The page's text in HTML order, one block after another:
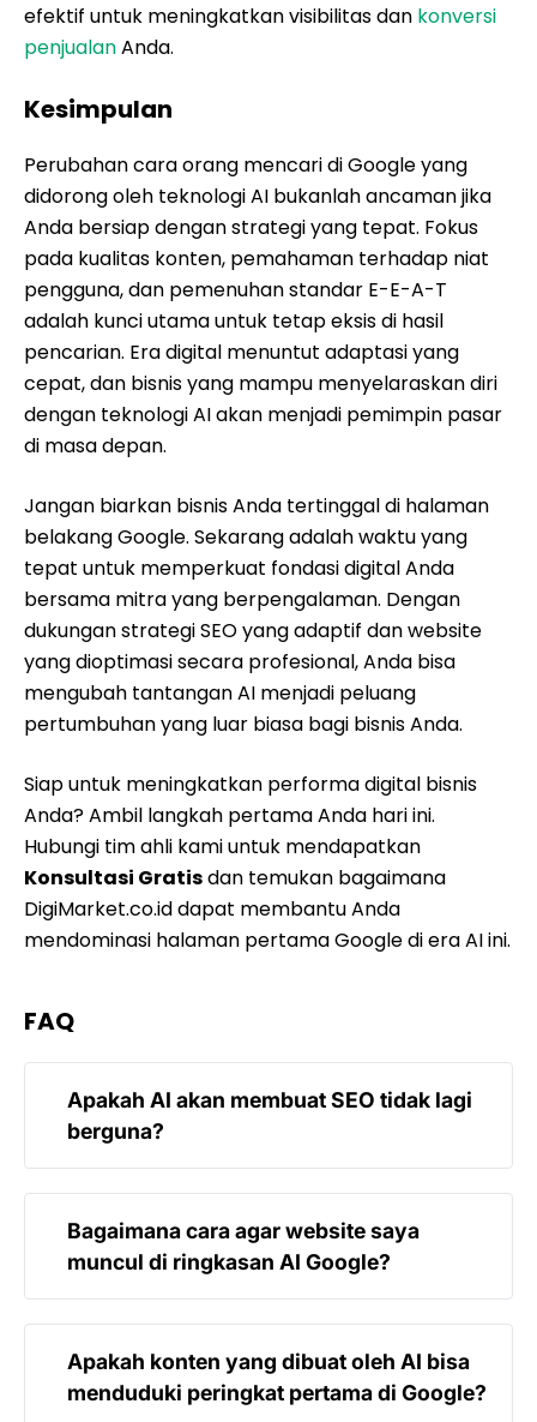
efektif untuk meningkatkan visibilitas dan konversi
penjualanAnda.
Kesimpulan
Perubahan cara orang mencari di Google yang
didorong oleh teknologi AI bukanlah ancaman jika
Anda bersiap dengan strategi yang tepat. Fokus
pada kualitas konten, pemahaman terhadap niat
pengguna, dan pemenuhan standar E-E-A-T
adalah kunci utama untuk tetap eksis di hasil
pencarian. Era digital menuntut adaptasi yang
cepat, dan bisnis yang mampu menyelaraskan diri
dengan teknologi AI akan menjadi pemimpin pasar
di masa depan.
Jangan biarkan bisnis Anda tertinggal di halaman
belakang Google. Sekarang adalah waktu yang
tepat untuk memperkuat fondasi digital Anda
bersama mitra yang berpengalaman. Dengan
dukungan strategi SEO yang adaptif dan website
yang dioptimasi secara profesional, Anda bisa
mengubah tantangan AI menjadi peluang
pertumbuhan yang luar biasa bagi bisnis Anda.
Siap untuk meningkatkan performa digital bisnis
Anda? Ambil langkah pertama Anda hari ini.
Hubungi tim ahli kami untuk mendapatkan
Konsultasi Gratisdan temukan bagaimana
DigiMarket.co.id dapat membantu Anda
mendominasi halaman pertama Google di era AI ini.
FAQ
Apakah AI akan membuat SEO tidak lagi
berguna?
penting namun metodenya berubah. Fokus
SEO sekarang beralih dari sekadar kata kunci
ke kualitas konten, otoritas merek, dan
pengalaman pengguna yang lebih baik agar
bisa dipahami oleh algoritma AI Google.
Bagaimana cara agar website saya
muncul di ringkasan AI Google?
ringkas, akurat, dan terstruktur dengan baik di
dalam konten Anda. Menggunakan data yang
Apakah konten yang dibuat oleh AI bisa
menduduki peringkat pertama di Google?